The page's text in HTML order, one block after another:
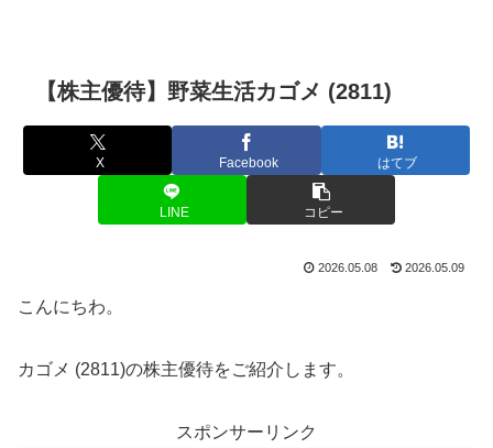
【株主優待】野菜生活カゴメ (2811)
X Facebook はてブ
LINE コピー
2026.05.08 2026.05.09
こんにちわ。
カゴメ (2811)の株主優待をご紹介します。
スポンサーリンク